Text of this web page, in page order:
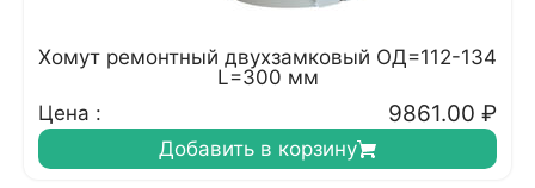
Хомут ремонтный двухзамковый ОД=112-134
L=300 мм
Цена :
9861.00 ₽
Добавить в корзину